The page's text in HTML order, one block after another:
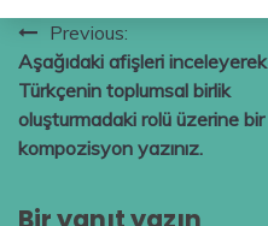
Yazı
gezinmesi
Previous:
Aşağıdaki afişleri inceleyerek
Türkçenin toplumsal birlik
oluşturmadaki rolü üzerine bir
kompozisyon yazınız.